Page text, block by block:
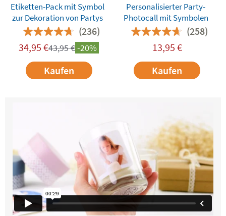
Etiketten-Pack mit Symbol
zur Dekoration von Partys
(236)
34,95 €43,95€-20%
Kaufen
Personalisierter Party-
Photocall mit Symbolen
(258)
13,95 €
Kaufen